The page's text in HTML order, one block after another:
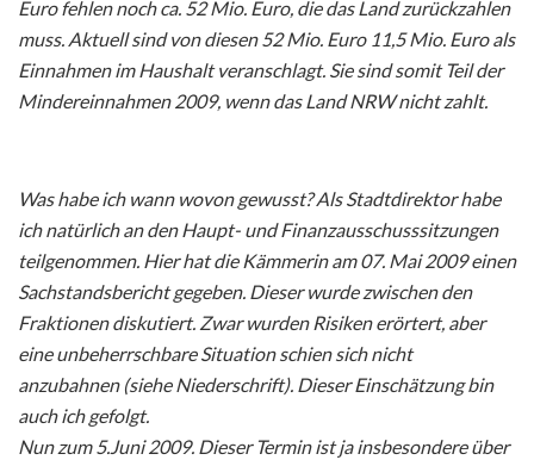
Euro fehlen noch ca. 52 Mio. Euro, die das Land zurückzahlen
muss. Aktuell sind von diesen 52 Mio. Euro 11,5 Mio. Euro als
Einnahmen im Haushalt veranschlagt. Sie sind somit Teil der
Mindereinnahmen 2009, wenn das Land NRW nicht zahlt.
Was habe ich wann wovon gewusst? Als Stadtdirektor habe
ich natürlich an den Haupt- und Finanzausschusssitzungen
teilgenommen. Hier hat die Kämmerin am 07. Mai 2009 einen
Sachstandsbericht gegeben. Dieser wurde zwischen den
Fraktionen diskutiert. Zwar wurden Risiken erörtert, aber
eine unbeherrschbare Situation schien sich nicht
anzubahnen (siehe Niederschrift). Dieser Einschätzung bin
auch ich gefolgt.
Nun zum 5.Juni 2009. Dieser Termin ist ja insbesondere über